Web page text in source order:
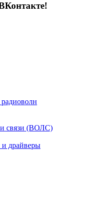
связи (ВОЛС)
драйверы